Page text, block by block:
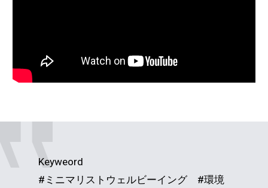
Keyweord
#ミニマリストウェルビーイング #環境